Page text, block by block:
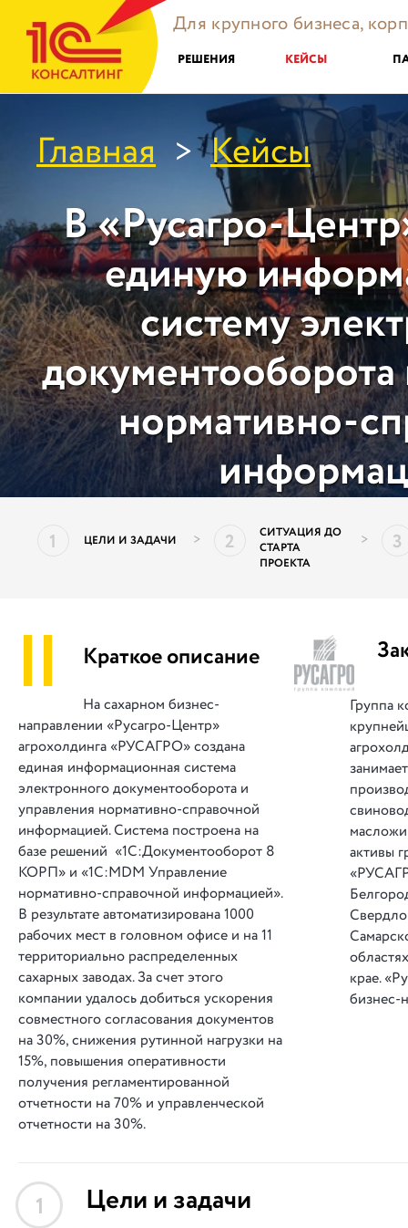
Для крупного бизнеса,
РЕШЕНИЯ КЕЙСЫ
Главная > Кейсы
В «Русагро-
единую
систему
нормативно-
1 ЦЕЛИ И ЗАДАЧИ > 2
СИТУАЦИЯ ДО
СТАРТА
ПРОЕКТА
> 3
|| Краткое описание
На сахарном бизнес-
направлении «Русагро-Центр»
агрохолдинга «РУСАГРО» создана
единая информационная система
электронного документооборота и
управления нормативно-справочной
информацией. Система построена на
базе решений «1С:Документооборот 8
КОРП» и «1С:MDM Управление
нормативно-справочной информацией».
В результате автоматизирована 1000
рабочих мест в головном офисе и на 11
территориально распределенных
сахарных заводах. За счет этого
компании удалось добиться ускорения
совместного согласования документов
на 30%, снижения рутинной нагрузки на
15%, повышения оперативности
получения регламентированной
отчетности на 70% и управленческой
отчетности на 30%.
Группа
активы
крае.
бизнес-
1 Цели и задачи